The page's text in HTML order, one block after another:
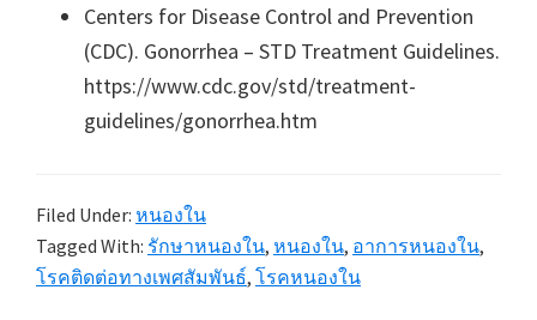
Centers for Disease Control and Prevention
(CDC). Gonorrhea – STD Treatment Guidelines.
https://www.cdc.gov/std/treatment-
guidelines/gonorrhea.htm
Filed Under: หนองใน
Tagged With: รักษาหนองใน, หนองใน, อาการหนองใน,
โรคติดต่อทางเพศสัมพันธ์, โรคหนองใน